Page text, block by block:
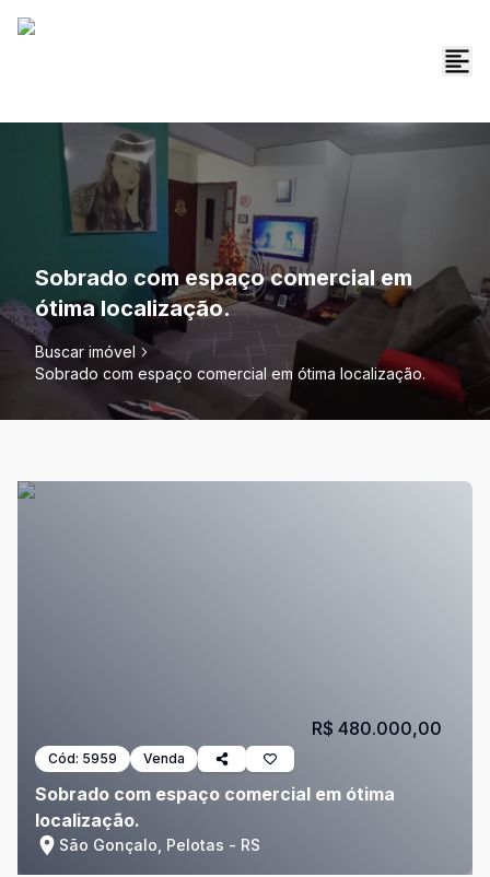
Sobrado com espaço comercial em
ótima localização.
Buscar imóvel
Sobrado com espaço comercial em ótima localização.
Cód: 5959 Venda
Sobrado com espaço comercial em ótima
localização.
São Gonçalo, Pelotas - RS
R$ 480.000,00